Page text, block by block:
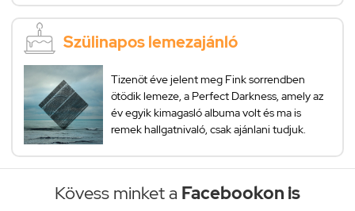
Szülinapos lemezajánló
Tizenöt éve jelent meg Fink sorrendben
ötödik lemeze, a Perfect Darkness, amely az
év egyik kimagasló albuma volt és ma is
remek hallgatnivaló, csak ajánlani tudjuk.
Kövess minket a Facebookon is